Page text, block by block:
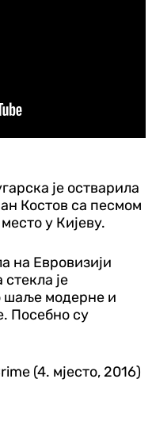
је остварила
Костов са песмом
у Кијеву.
на Евровизији
је
шаље модерне и
Посебно су
(4. мјесто, 2016)